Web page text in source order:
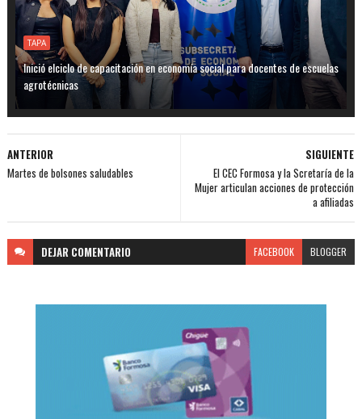
TAPA
Inició elciclo de capacitación en economía social para docentes de escuelas
agrotécnicas
SIGUIENTE
El CEC Formosa y la Scretaría de la
Mujer articulan acciones de protección
a afiliadas
ANTERIOR
Martes de bolsones saludables
DEJAR COMENTARIO FACEBOOK BLOGGER